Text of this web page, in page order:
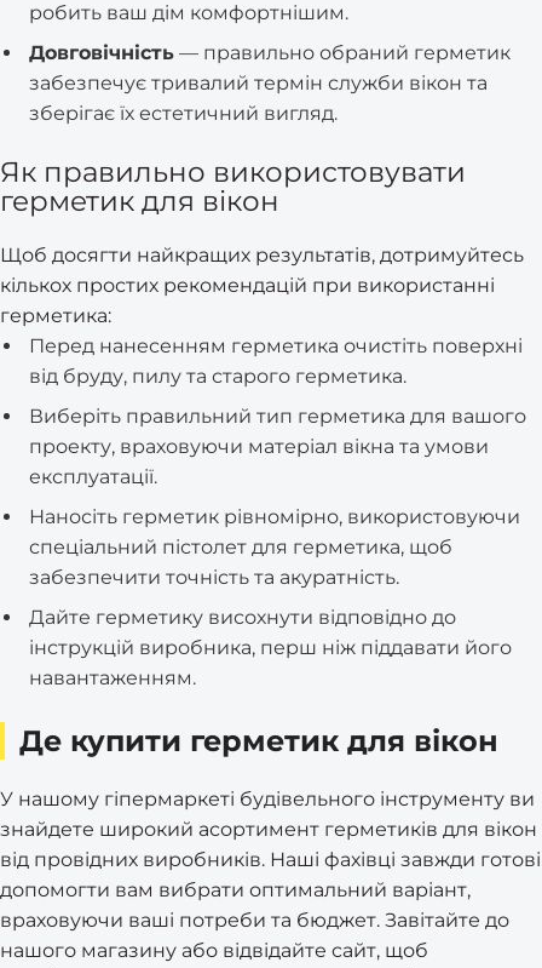
робить ваш дім комфортнішим.
Довговічність — правильно обраний герметик
забезпечує тривалий термін служби вікон та
зберігає їх естетичний вигляд.
Як правильно використовувати
герметик для вікон
Щоб досягти найкращих результатів, дотримуйтесь
кількох простих рекомендацій при використанні
герметика:
Перед нанесенням герметика очистіть поверхні
від бруду, пилу та старого герметика.
Виберіть правильний тип герметика для вашого
проекту, враховуючи матеріал вікна та умови
експлуатації.
Наносіть герметик рівномірно, використовуючи
спеціальний пістолет для герметика, щоб
забезпечити точність та акуратність.
Дайте герметику висохнути відповідно до
інструкцій виробника, перш ніж піддавати його
навантаженням.
Де купити герметик для вікон
У нашому гіпермаркеті будівельного інструменту ви
знайдете широкий асортимент герметиків для вікон
від провідних виробників. Наші фахівці завжди готові
допомогти вам вибрати оптимальний варіант,
враховуючи ваші потреби та бюджет. Завітайте до
нашого магазину або відвідайте сайт, щоб